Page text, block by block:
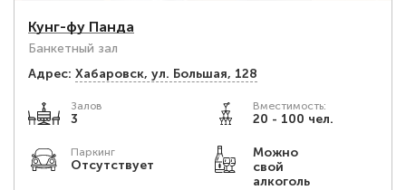
Кунг-фу Панда
Банкетный зал
Адрес: Хабаровск, ул. Большая, 128
Залов
3
Вместимость:
20 - 100 чел.
Паркинг
Отсутствует
Можно
свой
алкоголь